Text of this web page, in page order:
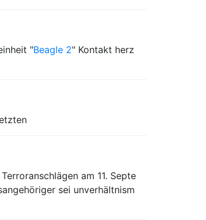
"Beagle 2" Kontakt herz
am 11. Septe
sei unverhältnism